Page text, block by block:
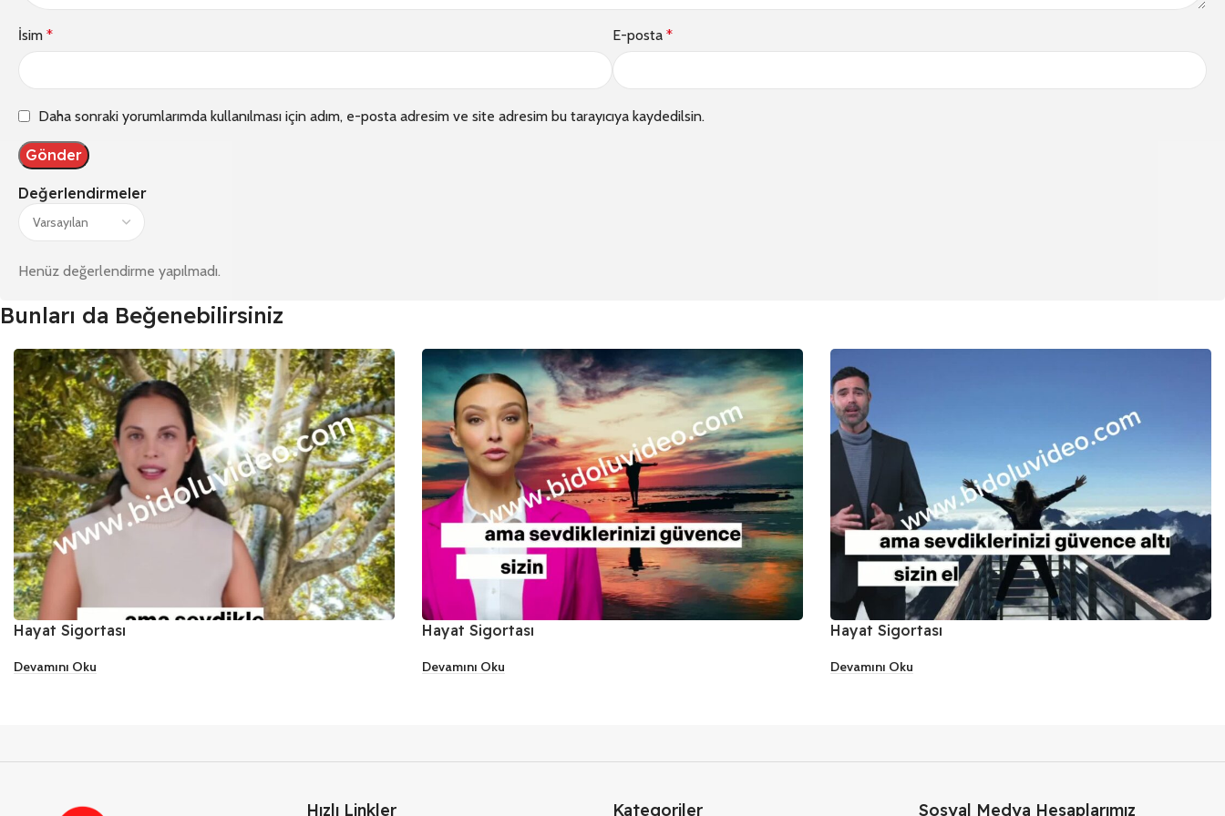
Değerlendirmeler
Henüz değerlendirme yapılmadı.
İsim * E-posta *
Daha sonraki yorumlarımda kullanılması için adım, e-posta adresim ve site adresim bu tarayıcıya kaydedilsin.
Bunları da Beğenebilirsiniz
Hayat Sigortası
Devamını Oku
Hayat Sigortası
Devamını Oku
Hayat Sigortası
Devamını Oku
Hızlı Linkler Kategoriler Sosyal Medya Hesaplarımız